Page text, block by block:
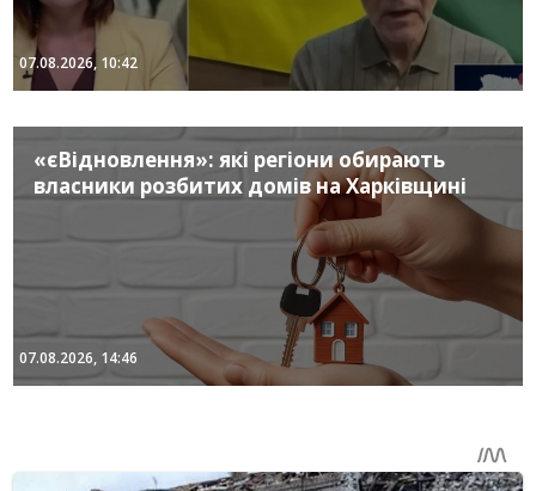
07.08.2026, 10:42
«єВідновлення»: які регіони обирають
власники розбитих домів на Харківщині
07.08.2026, 14:46